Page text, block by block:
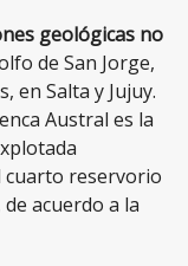
geológicas no
de San Jorge,
en Salta y Jujuy.
Austral es la
cuarto reservorio
acuerdo a la